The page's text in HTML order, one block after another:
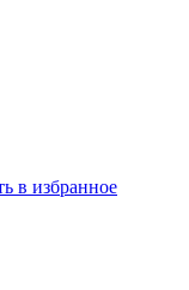
в избранное